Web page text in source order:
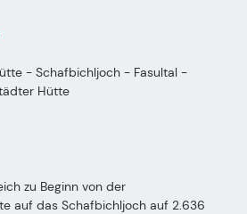
- Schafbichljoch - Fasultal -
Hütte
zu Beginn von der
auf das Schafbichljoch auf 2.636